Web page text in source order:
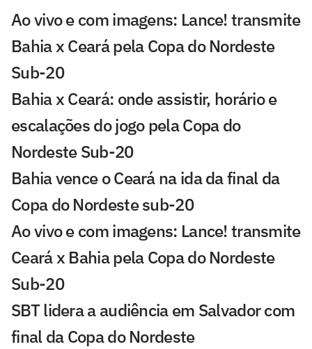
Ao vivo e com imagens: Lance! transmite
Bahia x Ceará pela Copa do Nordeste
Sub-20
Bahia x Ceará: onde assistir, horário e
escalações do jogo pela Copa do
Nordeste Sub-20
Bahia vence o Ceará na ida da final da
Copa do Nordeste sub-20
Ao vivo e com imagens: Lance! transmite
Ceará x Bahia pela Copa do Nordeste
Sub-20
SBT lidera a audiência em Salvador com
final da Copa do Nordeste